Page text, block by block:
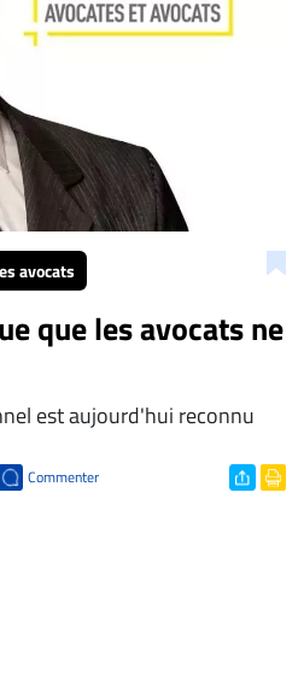
avocats
que les avocats ne
est aujourd'hui reconnu
Commenter